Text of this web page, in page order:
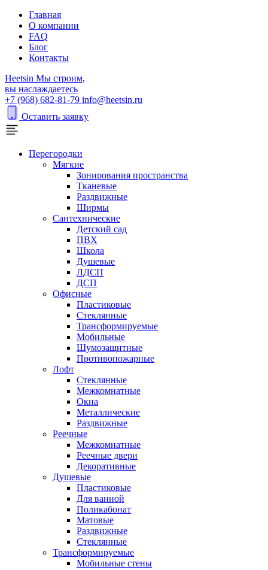
Главная
О компании
FAQ
Блог
Контакты
Heetsin Мы строим,
вы наслаждаетесь
+7 (968) 682-81-79 info@heetsin.ru
Оставить заявку
Перегородки
Мягкие
Зонирования пространства
Тканевые
Раздвижные
Ширмы
Сантехнические
Детский сад
ПВХ
Школа
Душевые
ЛДСП
ДСП
Офисные
Пластиковые
Стеклянные
Трансформируемые
Мобильные
Шумозащитные
Противопожарные
Лофт
Стеклянные
Межкомнатные
Окна
Металлические
Раздвижные
Реечные
Межкомнатные
Реечные двери
Декоративные
Душевые
Пластиковые
Для ванной
Поликабонат
Матовые
Раздвижные
Стеклянные
Трансформируемые
Мобильные стены